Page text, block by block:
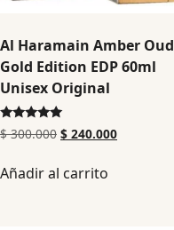
Al Haramain Amber Oud
Gold Edition EDP 60ml
Unisex Original
Valorado en
5.00
$300.000 $ 240.000
Añadir al carrito